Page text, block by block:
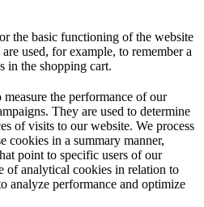
the basic functioning of the website
used, for example, to remember a
in the shopping cart.
the performance of our
They are used to determine
of visits to our website. We process
cookies in a summary manner,
point to specific users of our
of analytical cookies in relation to
analyze performance and optimize